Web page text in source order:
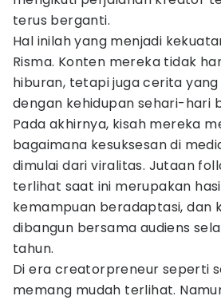
terus berganti.
Hal inilah yang menjadi
Risma. Konten mereka tidak
hiburan, tetapi juga cerita
dengan kehidupan sehari-hari
Pada akhirnya, kisah mereka
bagaimana kesuksesan di
dimulai dari viralitas. Jutaan
terlihat saat ini merupakan
kemampuan beradaptasi, dan
dibangun bersama audiens
tahun.
Di era creatorpreneur seperti
memang mudah terlihat.